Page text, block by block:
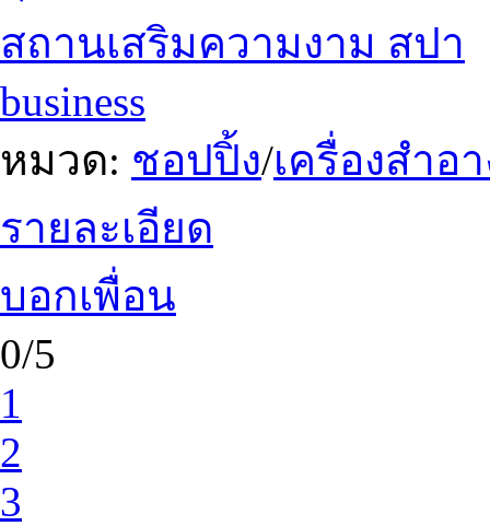
สถานเสริมความงาม สปา
business
หมวด: ชอปปิ้ง/เครื่องสำอ
รายละเอียด
บอกเพื่อน
0/5
1
2
3